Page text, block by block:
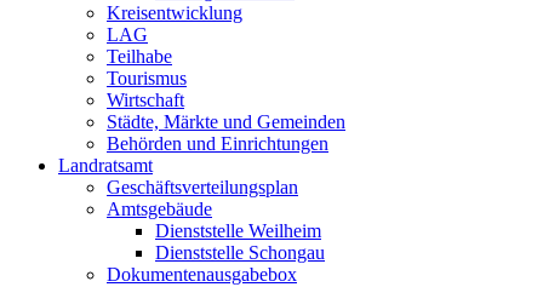
Kreisentwicklung
LAG
Teilhabe
Tourismus
Wirtschaft
Städte, Märkte und Gemeinden
Behörden und Einrichtungen
Landratsamt
Geschäftsverteilungsplan
Amtsgebäude
Dienststelle Weilheim
Dienststelle Schongau
Dokumentenausgabebox